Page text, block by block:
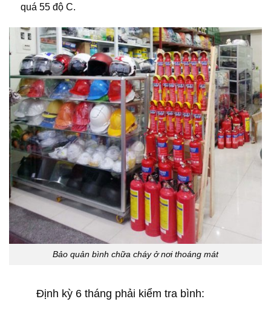
quá 55 độ C.
Bảo quản bình chữa cháy ở nơi thoáng mát
Định kỳ 6 tháng phải kiểm tra bình: